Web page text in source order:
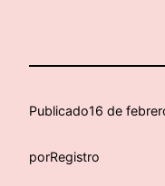
Publicado16 de
porRegistro